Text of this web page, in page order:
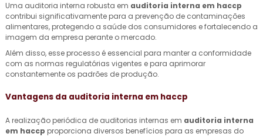
Uma auditoria interna robusta em auditoria interna em haccp
contribui significativamente para a prevenção de contaminações
alimentares, protegendo a saúde dos consumidores e fortalecendo a
imagem da empresa perante o mercado.
Além disso, esse processo é essencial para manter a conformidade
com as normas regulatórias vigentes e para aprimorar
constantemente os padrões de produção.
Vantagens da auditoria interna em haccp
A realização periódica de auditorias internas em auditoria interna
em haccp proporciona diversos benefícios para as empresas do